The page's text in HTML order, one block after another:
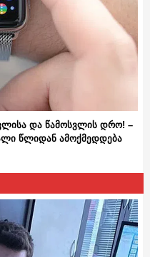
და წამოსვლის დრო! –
წლიდან ამოქმედდება